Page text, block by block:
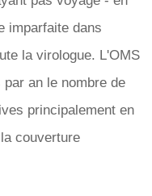
imparfaite dans
la virologue. L'OMS
par an le nombre de
principalement en
couverture